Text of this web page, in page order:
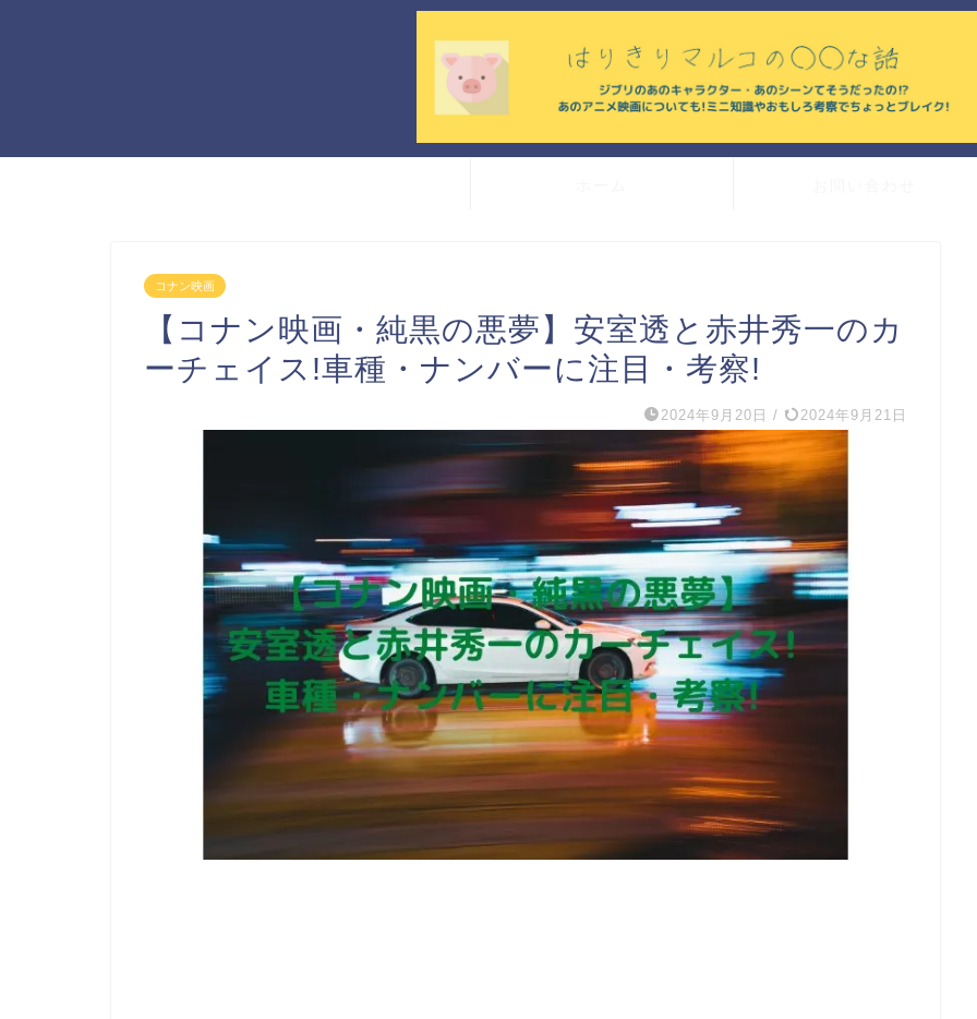
コナン映画
【コナン映画・純黒の悪夢】安室透と赤井秀一のカ
ーチェイス!車種・ナンバーに注目・考察!
2024年9月20日 / 2024年9月21日